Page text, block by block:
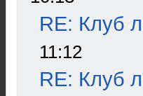
RE: Клуб
11:12
RE: Клуб